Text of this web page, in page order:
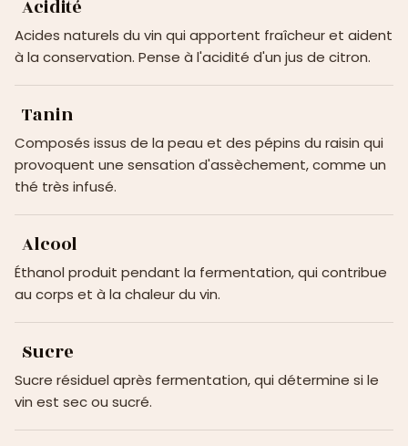
Acidité
Acides naturels du vin qui apportent fraîcheur et aident
à la conservation. Pense à l'acidité d'un jus de citron.
Tanin
Composés issus de la peau et des pépins du raisin qui
provoquent une sensation d'assèchement, comme un
thé très infusé.
Alcool
Éthanol produit pendant la fermentation, qui contribue
au corps et à la chaleur du vin.
Sucre
Sucre résiduel après fermentation, qui détermine si le
vin est sec ou sucré.